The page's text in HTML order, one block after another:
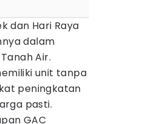
dan Hari Raya
dalam
Air.
unit tanpa
peningkatan
pasti.
GAC